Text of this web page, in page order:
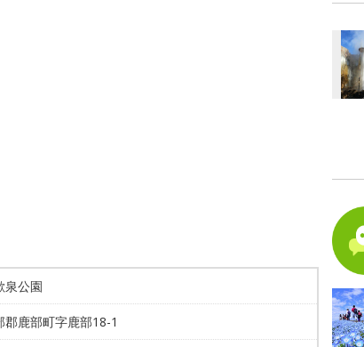
泉公園
郡鹿部町字鹿部18-1